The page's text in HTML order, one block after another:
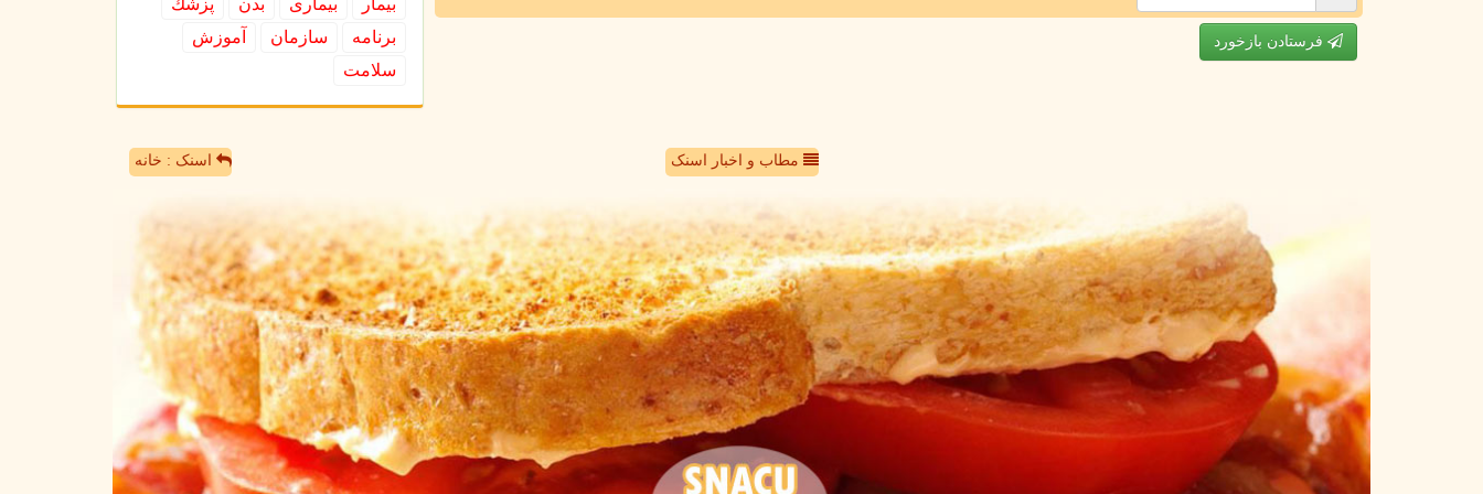
فرستادن بازخورد
بیمار بیماری بدن
پزشك
برنامه
سازمان
آموزش
سلامت
مطاب و اخبار اسنک اسنک : خانه